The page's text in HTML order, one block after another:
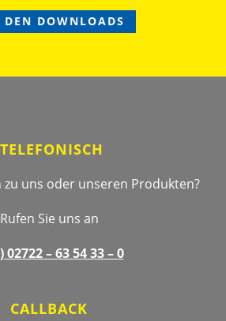
DEN DOWNLOADS
TELEFONISCH
zu uns oder unseren Produkten?
Rufen Sie uns an
02722 –63 54 33 – 0
CALLBACK